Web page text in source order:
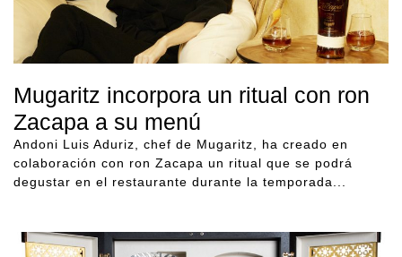
Mugaritz incorpora un ritual con ron
Zacapa a su menú
Andoni Luis Aduriz, chef de Mugaritz, ha creado en
colaboración con ron Zacapa un ritual que se podrá
degustar en el restaurante durante la temporada...